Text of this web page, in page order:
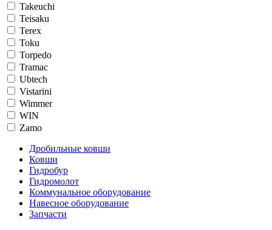
Takeuchi
Teisaku
Terex
Toku
Torpedo
Tramac
Ubtech
Vistarini
Wimmer
WIN
Zamo
Дробильные ковши
Ковши
Гидробур
Гидромолот
Коммунальное оборудование
Навесное оборудование
Запчасти